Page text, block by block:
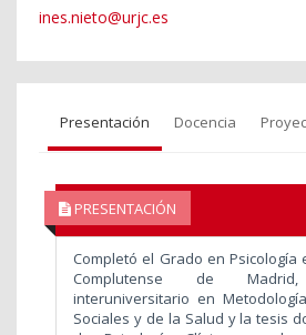
ines.nieto@urjc.es
Presentación Docencia
PRESENTACIÓN
Completó el Grado en Psicología
Complutense de
interuniversitario en
Sociales y de la Salud y la tesis